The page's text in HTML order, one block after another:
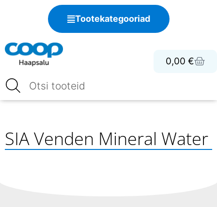
Tootekategooriad
0,00 €
SIA Venden Mineral Water